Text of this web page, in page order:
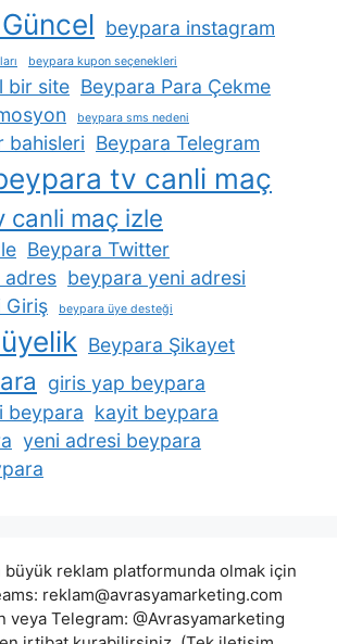
beypara instagram
beypara kupon seçenekleri
bir site Beypara Para Çekme
beypara sms nedeni
bahisleri Beypara Telegram
tv canli maç
canli maç izle
Beypara Twitter
adres beypara yeni adresi
Giriş
beypara üye desteği
Beypara Şikayet
giris yap beypara
beypara kayit beypara
yeni adresi beypara
büyük reklam platformunda olmak için
reklam@avrasyamarketing.com
veya Telegram: @Avrasyamarketing